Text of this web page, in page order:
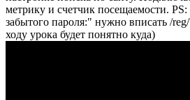
метрику и счетчик посещаемости.
забытого пароля:" нужно вписать /
ходу урока будет понятно куда)